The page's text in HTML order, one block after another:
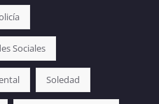
Sociales
Soledad